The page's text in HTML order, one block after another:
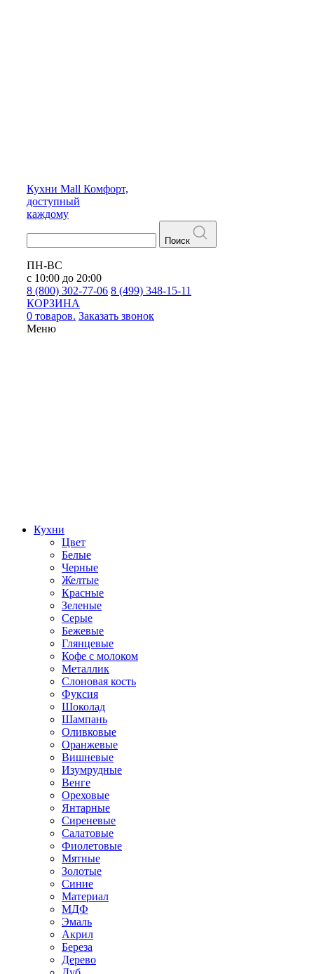
Кухни Mall Комфорт,
доступный
каждому
Поиск
ПН-ВС
с 10:00 до 20:00
8 (800) 302-77-06 8 (499) 348-15-11
КОРЗИНА
0 товаров. Заказать звонок
Меню
Кухни
Цвет
Белые
Черные
Желтые
Красные
Зеленые
Серые
Бежевые
Глянцевые
Кофе с молоком
Металлик
Слоновая кость
Фуксия
Шоколад
Шампань
Оливковые
Оранжевые
Вишневые
Изумрудные
Венге
Ореховые
Янтарные
Сиреневые
Салатовые
Фиолетовые
Мятные
Золотые
Синие
Материал
МДФ
Эмаль
Акрил
Береза
Дерево